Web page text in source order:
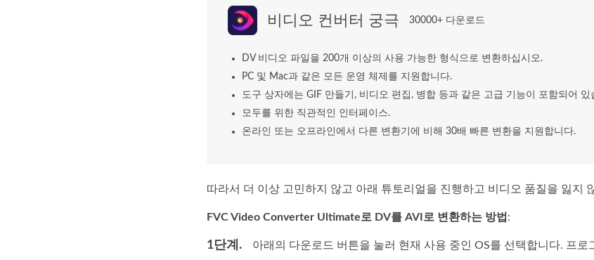
비디오 컨버터 궁극 30000+ 다운로드
DV 비디오 파일을 200개 이상의 사용 가능한 형식으로 변환하십시오.
PC 및 Mac과 같은 모든 운영 체제를 지원합니다.
도구 상자에는 GIF 만들기, 비디오 편집, 병합 등과 같은 고급 기능이 포함되어 있
모두를 위한 직관적인 인터페이스.
온라인 또는 오프라인에서 다른 변환기에 비해 30배 빠른 변환을 지원합니다.
따라서 더 이상 고민하지 않고 아래 튜토리얼을 진행하고 비디오 품질을 잃지
FVC Video Converter Ultimate로 DV를 AVI로 변환하는 방법 :
1단계.
아래의 다운로드 버튼을 눌러 현재 사용 중인 OS를 선택합니다. 프